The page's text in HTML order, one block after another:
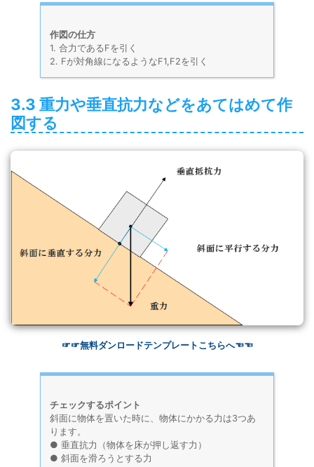
作図の仕方
1. 合力であるFを引く
2. Fが対角線になるようなF1,F2を引く
3.3 重力や垂直抗力などをあてはめて作
図する
☞☞無料ダンロードテンプレートこちらへ☜☜
チェックするポイント
斜面に物体を置いた時に、物体にかかる力は3つあ
ります。
● 垂直抗力（物体を床が押し返す力）
● 斜面を滑ろうとする力